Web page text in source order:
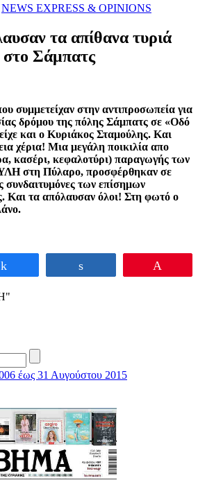
NEWS EXPRESS & OPINIONS
τα απίθανα τυριά
Σάμπατς
συμμετείχαν στην αντιπροσωπεία για
δρόμου της πόλης Σάμπατς σε «Oδό
και ο Κυριάκος Σταμούλης. Και
χέρια! Μια μεγάλη ποικιλία απο
κασέρι, κεφαλοτύρι) παραγωγής των
στη Πύλαρο, προσφέρθηκαν σε
συνδαιτυμόνες των επίσημων
Και τα απόλαυσαν όλοι! Στη φωτό ο
έως 31 Αυγούστου 2015